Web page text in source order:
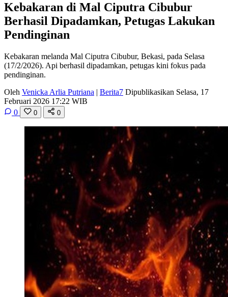
Kebakaran di Mal Ciputra Cibubur
Berhasil Dipadamkan, Petugas Lakukan
Pendinginan
Kebakaran melanda Mal Ciputra Cibubur, Bekasi, pada Selasa
(17/2/2026). Api berhasil dipadamkan, petugas kini fokus pada
pendinginan.
Oleh Venicka Arlia Putriana | Berita7 Dipublikasikan Selasa, 17
Februari 2026 17:22 WIB
0
0 0